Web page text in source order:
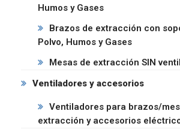
Humos y Gases
Brazos de extracción con
Polvo, Humos y Gases
Mesas de extracción SIN
Ventiladores y accesorios
Ventiladores para brazos/
extracción y accesorios